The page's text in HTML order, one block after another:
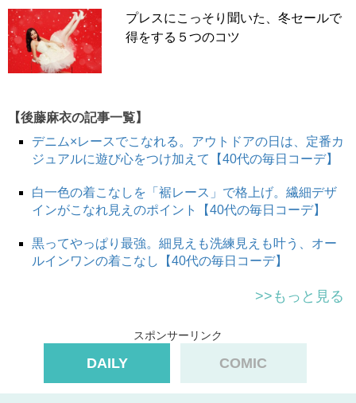
プレスにこっそり聞いた、冬セールで
得をする５つのコツ
【後藤麻衣の記事一覧】
デニム×レースでこなれる。アウトドアの日は、定番カ
ジュアルに遊び心をつけ加えて【40代の毎日コーデ】
白一色の着こなしを「裾レース」で格上げ。繊細デザ
インがこなれ見えのポイント【40代の毎日コーデ】
黒ってやっぱり最強。細見えも洗練見えも叶う、オー
ルインワンの着こなし【40代の毎日コーデ】
>>もっと見る
スポンサーリンク
DAILY COMIC